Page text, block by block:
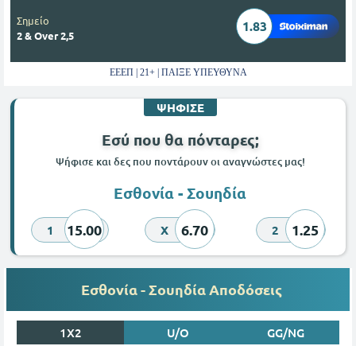
Σημείο
2 & Over 2,5
1.83
ΕΕΕΠ | 21+ | ΠΑΙΞΕ ΥΠΕΥΘΥΝΑ
ΨΗΦΙΣΕ
Εσύ που θα πόνταρες;
Ψήφισε και δες που ποντάρουν οι αναγνώστες μας!
Εσθονία - Σουηδία
1 15.00 X 6.70 2 1.25
Εσθονία - Σουηδία Αποδόσεις
1X2 U/O
GG/NG